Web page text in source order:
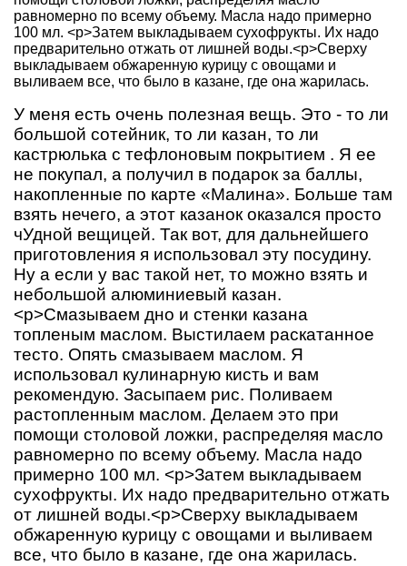
У меня есть очень полезная вещь. Это - то ли
большой сотейник, то ли казан, то ли
кастрюлька с тефлоновым покрытием . Я ее
не покупал, а получил в подарок за баллы,
накопленные по карте «Малина». Больше там
взять нечего, а этот казанок оказался просто
чУдной вещицей. Так вот, для дальнейшего
приготовления я использовал эту посудину.
Ну а если у вас такой нет, то можно взять и
небольшой алюминиевый казан.
<p>Смазываем дно и стенки казана
топленым маслом. Выстилаем раскатанное
тесто. Опять смазываем маслом. Я
использовал кулинарную кисть и вам
рекомендую. Засыпаем рис. Поливаем
растопленным маслом. Делаем это при
помощи столовой ложки, распределяя масло
равномерно по всему объему. Масла надо
примерно 100 мл. <p>Затем выкладываем
сухофрукты. Их надо предварительно отжать
от лишней воды.<p>Сверху выкладываем
обжаренную курицу с овощами и выливаем
все, что было в казане, где она жарилась.